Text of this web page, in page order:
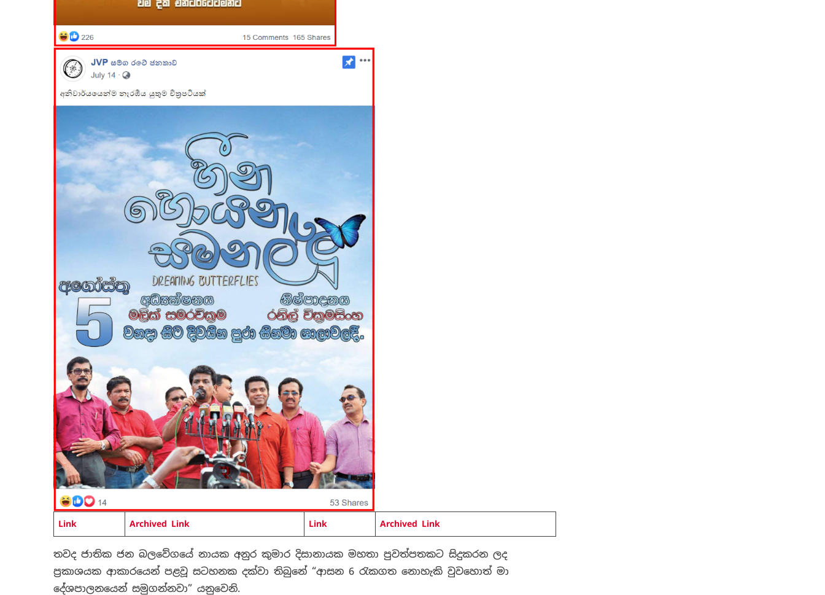
Link Archived Link Link Archived Link
තවද ජාතික ජන බලවේගයේ නායක අනුර කුමාර දිසානායක මහතා පුවත්පතකට සිදුකරන ලද
ප්‍රකාශයක ආකාරයෙන් පළවූ සටහනක දක්වා තිබුනේ “ආසන 6 රැකගත නොහැකි වුවහොත් මා
දේශපාලනයෙන් සමුගන්නවා” යනුවෙනි.